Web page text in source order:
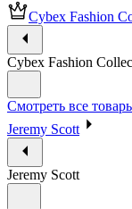
Cybex Fashion
Cybex Fashion
Смотреть все
Jeremy Scott
Jeremy Scott